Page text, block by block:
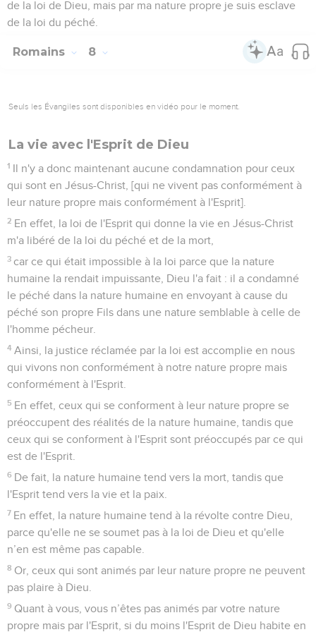
de la loi de Dieu, mais par ma nature propre je suis esclave
de la loi du péché.
Romains 8
Seuls les Évangiles sont disponibles en vidéo pour le moment.
La vie avec l'Esprit de Dieu
1 Il n'y a donc maintenant aucune condamnation pour ceux
qui sont en Jésus-Christ, [qui ne vivent pas conformément à
leur nature propre mais conformément à l'Esprit].
2 En effet, la loi de l'Esprit qui donne la vie en Jésus-Christ
m'a libéré de la loi du péché et de la mort,
3 car ce qui était impossible à la loi parce que la nature
humaine la rendait impuissante, Dieu l'a fait : il a condamné
le péché dans la nature humaine en envoyant à cause du
péché son propre Fils dans une nature semblable à celle de
l'homme pécheur.
4 Ainsi, la justice réclamée par la loi est accomplie en nous
qui vivons non conformément à notre nature propre mais
conformément à l'Esprit.
5 En effet, ceux qui se conforment à leur nature propre se
préoccupent des réalités de la nature humaine, tandis que
ceux qui se conforment à l'Esprit sont préoccupés par ce qui
est de l'Esprit.
6 De fait, la nature humaine tend vers la mort, tandis que
l'Esprit tend vers la vie et la paix.
7 En effet, la nature humaine tend à la révolte contre Dieu,
parce qu'elle ne se soumet pas à la loi de Dieu et qu'elle
n’en est même pas capable.
8 Or, ceux qui sont animés par leur nature propre ne peuvent
pas plaire à Dieu.
9 Quant à vous, vous n’êtes pas animés par votre nature
propre mais par l'Esprit, si du moins l'Esprit de Dieu habite en